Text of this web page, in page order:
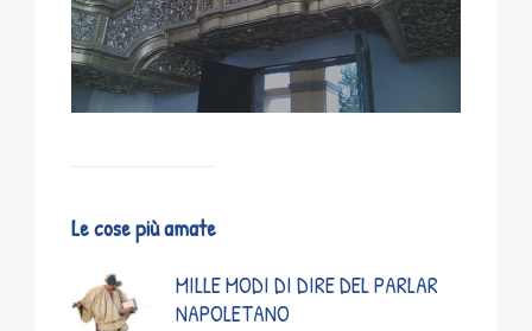
Le cose più amate
MILLE MODI DI DIRE DEL PARLAR
NAPOLETANO